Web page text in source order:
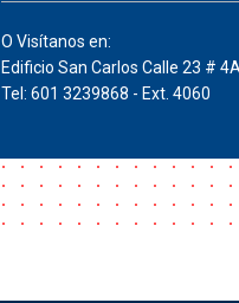
O Visítanos en:
Edificio San Carlos Calle 23 #
Tel: 601 3239868 - Ext. 4060